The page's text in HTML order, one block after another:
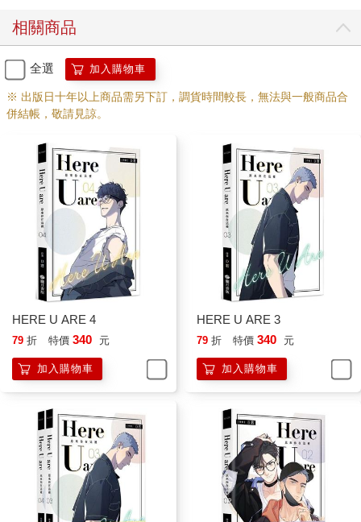
相關商品
全選 加入購物車
※ 出版日十年以上商品需另下訂，調貨時間較長，無法與一般商品合
併結帳，敬請見諒。
HERE U ARE 4
79 折 特價 340 元
加入購物車
HERE U ARE 3
79 折 特價 340 元
加入購物車